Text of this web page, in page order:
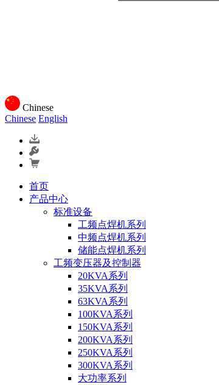
Chinese
Chinese English
首页
产品中心
标准设备
工频点焊机系列
中频点焊机系列
储能点焊机系列
工频变压器及控制器
20KVA系列
35KVA系列
63KVA系列
100KVA系列
150KVA系列
200KVA系列
250KVA系列
300KVA系列
大功率系列